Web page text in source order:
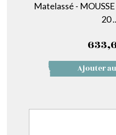
Matelassé -
20
Ajouter